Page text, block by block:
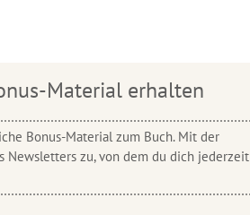
Material erhalten
Bonus-Material zum Buch. Mit der
Newsletters zu, von dem du dich jederzeit